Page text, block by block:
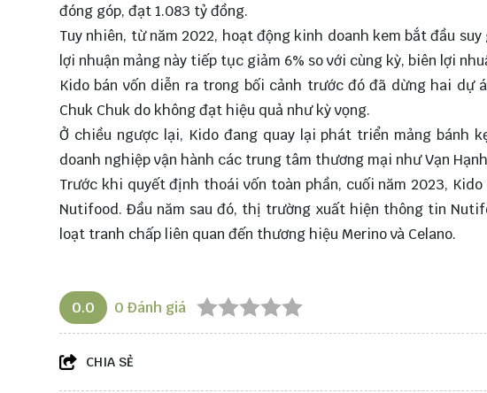
đóng góp, đạt 1.083 tỷ đồng.
Tuy nhiên, từ năm 2022, hoạt động kinh doanh kem bắt đầu
lợi nhuận mảng này tiếp tục giảm 6% so với cùng kỳ, biên lợi
Kido bán vốn diễn ra trong bối cảnh trước đó đã dừng hai dự
Chuk Chuk do không đạt hiệu quả như kỳ vọng.
Ở chiều ngược lại, Kido đang quay lại phát triển mảng bánh
doanh nghiệp vận hành các trung tâm thương mại như Vạn
Trước khi quyết định thoái vốn toàn phần, cuối năm 2023,
Nutifood. Đầu năm sau đó, thị trường xuất hiện thông tin
loạt tranh chấp liên quan đến thương hiệu Merino và Celano.
0.0 0 Đánh giá
CHIA SẺ